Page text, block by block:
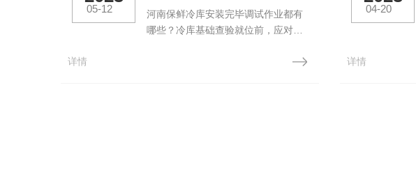
05-12
河南保鲜冷库安装完毕调试作业都有
哪些？冷库基础查验就位前，应对冷
抵达维护强度，外表平坦，方位、规
详情
04-20
详情